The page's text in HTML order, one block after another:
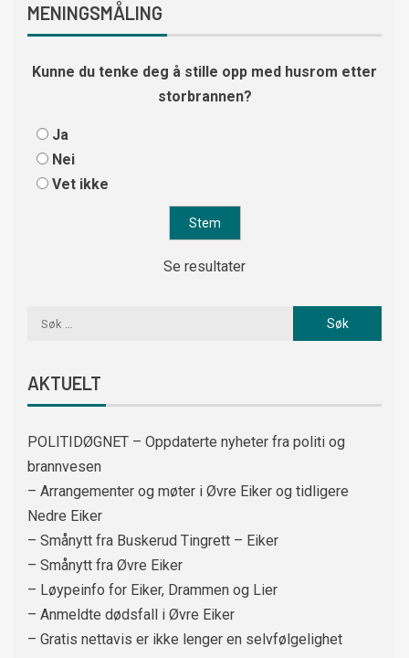
MENINGSMÅLING
Kunne du tenke deg å stille opp med husrom etter
storbrannen?
Ja
Nei
Vet ikke
Se resultater
AKTUELT
POLITIDØGNET – Oppdaterte nyheter fra politi og
brannvesen
– Arrangementer og møter i Øvre Eiker og tidligere
Nedre Eiker
– Smånytt fra Buskerud Tingrett – Eiker
– Smånytt fra Øvre Eiker
– Løypeinfo for Eiker, Drammen og Lier
– Anmeldte dødsfall i Øvre Eiker
– Gratis nettavis er ikke lenger en selvfølgelighet